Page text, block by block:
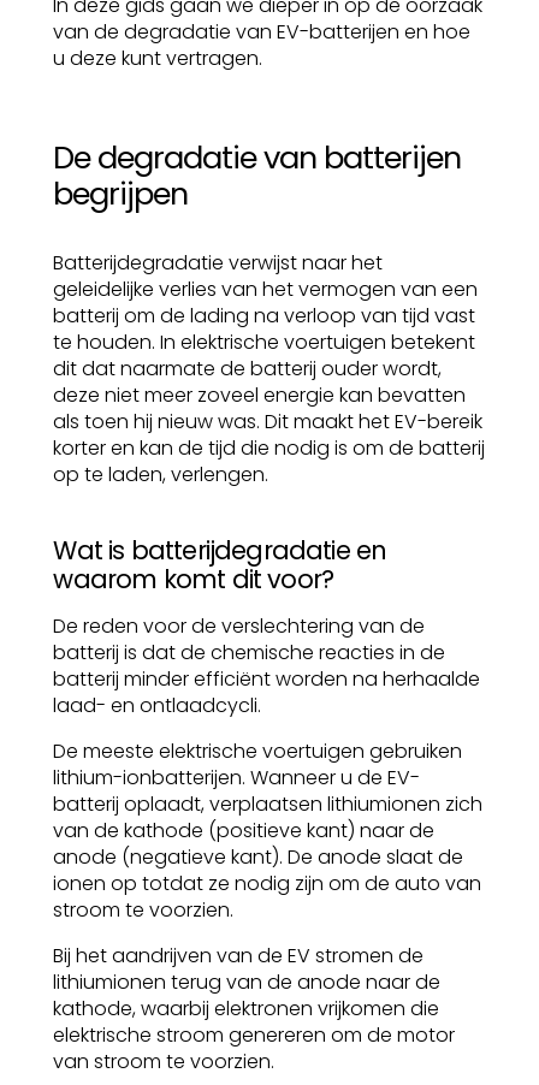
van de degradatie van EV-batterijen en hoe
u deze kunt vertragen.
De degradatie van batterijen
begrijpen
Batterijdegradatie verwijst naar het
geleidelijke verlies van het vermogen van een
batterij om de lading na verloop van tijd vast
te houden. In elektrische voertuigen betekent
dit dat naarmate de batterij ouder wordt,
deze niet meer zoveel energie kan bevatten
als toen hij nieuw was. Dit maakt het EV-bereik
korter en kan de tijd die nodig is om de batterij
op te laden, verlengen.
Wat is batterijdegradatie en
waarom komt dit voor?
De reden voor de verslechtering van de
batterij is dat de chemische reacties in de
batterij minder efficiënt worden na herhaalde
laad- en ontlaadcycli.
De meeste elektrische voertuigen gebruiken
lithium-ionbatterijen. Wanneer u de EV-
batterij oplaadt, verplaatsen lithiumionen zich
van de kathode (positieve kant) naar de
anode (negatieve kant). De anode slaat de
ionen op totdat ze nodig zijn om de auto van
stroom te voorzien.
Bij het aandrijven van de EV stromen de
lithiumionen terug van de anode naar de
kathode, waarbij elektronen vrijkomen die
elektrische stroom genereren om de motor
van stroom te voorzien.